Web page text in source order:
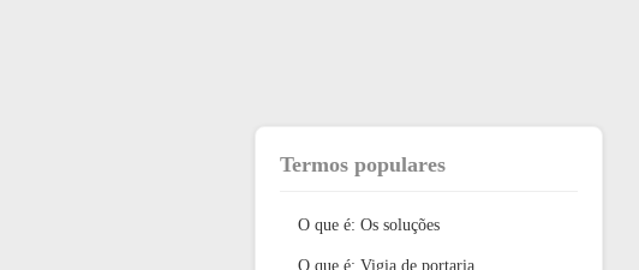
Termos populares
O que é: Os soluções
O que é: Vigia de portaria